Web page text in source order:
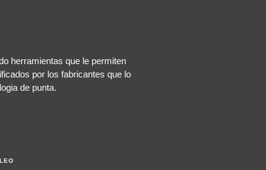
herramientas que le permiten
por los fabricantes que lo
de punta.